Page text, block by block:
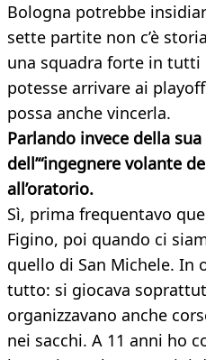
Bologna potrebbe
sette partite non c’è
una squadra forte in
potesse arrivare ai
possa anche vincerla.
Parlando invece della
dell’“ingegnere volante
all’oratorio.
Sì, prima frequentavo
Figino, poi quando ci
quello di San Michele. In
tutto: si giocava
organizzavano anche
nei sacchi. A 11 anni ho